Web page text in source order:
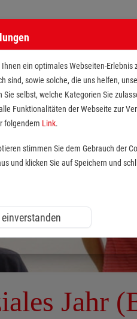
Jahr
ein optimales Webseiten-
sind, sowie solche, die uns helfen,
Sie selbst, welche Kategorien Sie
Funktionalitäten der Webseite zur
folgendem Link.
stimmen Sie dem Gebrauch der
und klicken Sie auf Speichern und